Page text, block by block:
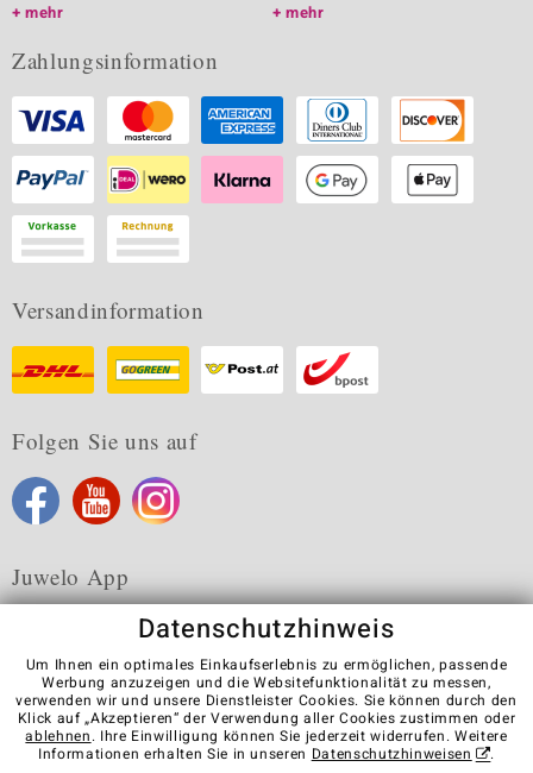
mehr
mehr
Zahlungsinformation
Versandinformation
Folgen Sie uns auf
Juwelo App
Karriere AGB Datenschutz Cookies
Impressum
Kontakt
Vertrag widerrufen
Datenschutzhinweis
Um Ihnen ein optimales Einkaufserlebnis zu ermöglichen, passende
Werbung anzuzeigen und die Websitefunktionalität zu messen,
verwenden wir und unsere Dienstleister Cookies. Sie können durch den
Klick auf „Akzeptieren“ der Verwendung aller Cookies zustimmen oder
ablehnen. Ihre Einwilligung können Sie jederzeit widerrufen. Weitere
Informationen erhalten Sie in unseren Datenschutzhinweisen .